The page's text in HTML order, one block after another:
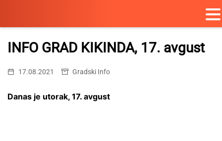
Skip
content
INFO GRAD KIKINDA, 17. avgust
17.08.2021 Gradski Info
Danas je utorak, 17. avgust